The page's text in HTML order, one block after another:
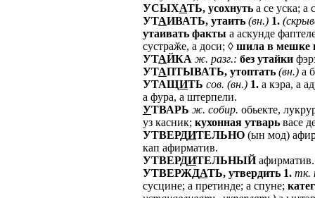
УСЫХАТЬ, усохнуть а се уска; а
УТАИВАТЬ, утаить (вн.) 1.
утаивать факты а аскунде
сустраӂе, а доси; ◊ шила в мешке
УТАЙКА ж. разг.: без утайки
УТАПТЫВАТЬ, утоптать (вн.) а
УТАЩИТЬ сов. (вн.) 1. а кэра, а
а фура, а штерпели.
УТВАРЬ ж. собир. обьекте,
уз касник; кухонная утварь васе
УТВЕРДИТЕЛЬНО (ын мод)
кап афирматив.
УТВЕРДИТЕЛЬНЫЙафирматив.
УТВЕРЖДАТЬ, утвердить 1. тк.
сусцине; а претинде; а спуне;